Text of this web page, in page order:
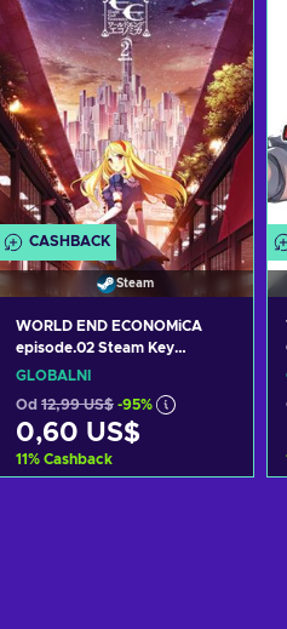
CASHBACK
Steam
WORLD END ECONOMiCA
episode.02 Steam Key
GLOBAL
GLOBÁLNÍ
Od 12,99 US$ -95%
0,60 US$
11% Cashback